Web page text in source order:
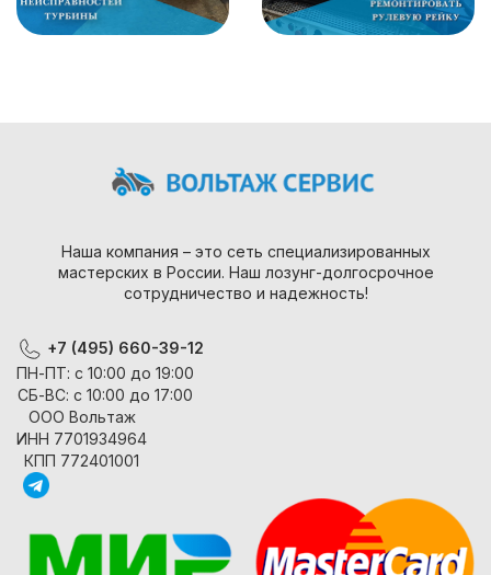
Наша компания – это сеть специализированных
мастерских в России. Наш лозунг-долгосрочное
сотрудничество и надежность!
+7 (495) 660-39-12
ПН-ПТ: с 10:00 до 19:00
СБ-ВС: с 10:00 до 17:00
ООО Вольтаж
ИНН 7701934964
КПП 772401001